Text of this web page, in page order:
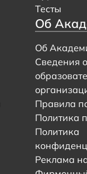
Тесты
Об
Об
Сведения
Правила
Политика
Политика
Реклама